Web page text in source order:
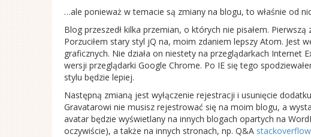
…ale ponieważ w temacie są zmiany na blogu, to właśnie od
Blog przeszedł kilka przemian, o których nie pisałem.
Porzuciłem stary styl jQ na, moim zdaniem lepszy Atom. Jest
graficznych. Nie działa on niestety na przeglądarkach Internet
wersji przeglądarki Google Chrome. Po IE się tego
stylu będzie lepiej.
Następną zmianą jest wyłączenie rejestracji i usunięcie
Gravatarowi nie musisz rejestrować się na moim blogu, a
avatar będzie wyświetlany na innych blogach opartych na
oczywiście), a także na innych stronach, np. Q&A stackoverflow